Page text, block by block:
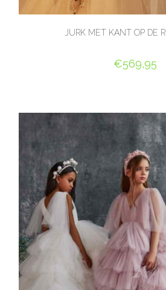
JURK MET KANT OP DE
€569,95